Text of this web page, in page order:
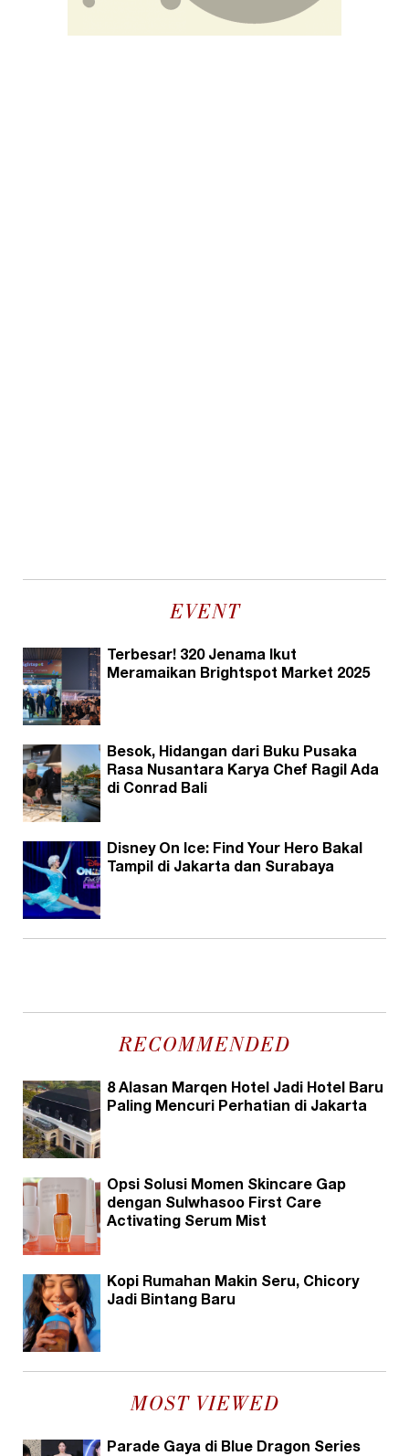
EVENT
Terbesar! 320 Jenama Ikut
Meramaikan Brightspot Market 2025
Besok, Hidangan dari Buku Pusaka
Rasa Nusantara Karya Chef Ragil Ada
di Conrad Bali
Disney On Ice: Find Your Hero Bakal
Tampil di Jakarta dan Surabaya
RECOMMENDED
8 Alasan Marqen Hotel Jadi Hotel Baru
Paling Mencuri Perhatian di Jakarta
Opsi Solusi Momen Skincare Gap
dengan Sulwhasoo First Care
Activating Serum Mist
Kopi Rumahan Makin Seru, Chicory
Jadi Bintang Baru
MOST VIEWED
Parade Gaya di Blue Dragon Series